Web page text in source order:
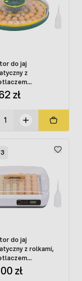
do jaj
z
OVOstart 52
zł
do jaj
z rolkami,
i wilgotności
35
zł